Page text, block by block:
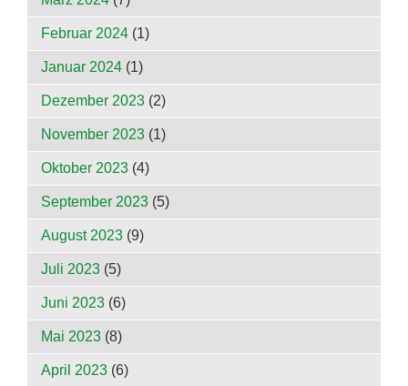
Februar 2024 (1)
Januar 2024 (1)
Dezember 2023 (2)
November 2023 (1)
Oktober 2023 (4)
September 2023 (5)
August 2023 (9)
Juli 2023 (5)
Juni 2023 (6)
Mai 2023 (8)
April 2023 (6)